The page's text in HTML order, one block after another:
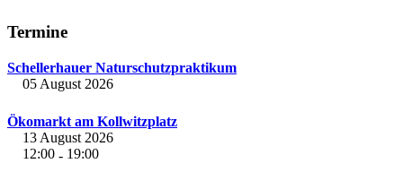
Termine
Schellerhauer Naturschutzpraktikum
05 August 2026
Ökomarkt am Kollwitzplatz
13 August 2026
12:00 - 19:00